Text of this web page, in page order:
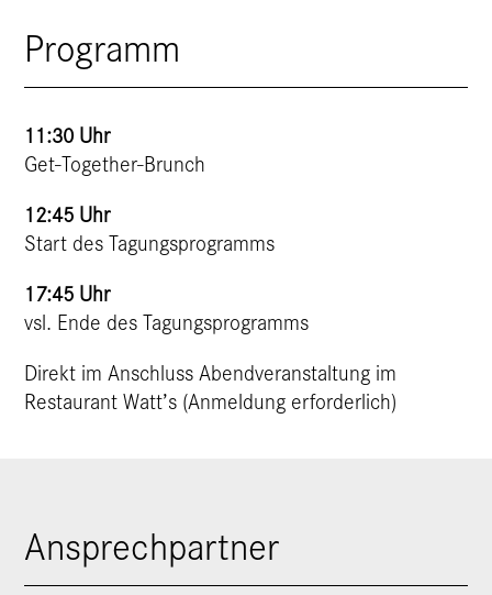
Programm
11:30 Uhr
Get-Together-Brunch
12:45 Uhr
Start des Tagungsprogramms
17:45 Uhr
vsl. Ende des Tagungsprogramms
Direkt im Anschluss Abendveranstaltung im
Restaurant Watt’s (Anmeldung erforderlich)
Ansprechpartner